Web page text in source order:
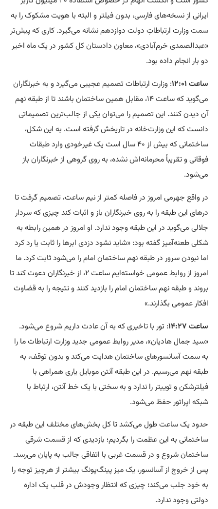
ایرانی از نسخه‌های فارسی، بدون فیلتر و البته با هویت مشکوک را به
سمتوزارت ارتباطاتِ دولت دوازدهم نشانه می‌گیرد. کاری که پیش‌تر
«عبدالصمدی خرم‌آبادی»، معاون دادستان کل کشور در یک ماه اخیر
دو بار انجام داده بود.
ساعت ۱۲:۰۱
: وزارت ارتباطات تصمیم عجیبی می‌گیرد و به خبرنگاران
می‌گوید که ساعت ۱۴، مقابل همین ساختمان باشند تا از طبقه نهم
آن دیدن کنند. این تصمیم را می‌توان یکی از جالب‌ترین تصمیماتی
دانست که این وزارت‌خانه در تاریخش گرفته است. به این شکل،
ساختمانی که بیش از ۴۰ سال است یک غیرخودی وارد طبقات
فوقانی‌ و تقریباً محرمانه‌اش نشده، به روی گروهی از خبرنگاران باز
می‌شود.
در واقع جهرمی امروز در فاصله کمتر از نیم ساعت، تصمیم گرفت تا
درهای این طبقه را به روی خبرنگاران باز و اثبات کند چیزی که سردار
جلالی می‌گوید در این طبقه وجود ندارد. او امروز در همین رابطه به
شکلی طعنه‌آمیز گفته بود: «شاید نشود دزدی ابرها را ثابت یا رد کرد
اما نبودن سرور در طبقه نهم ساختمان امام را می‌شود ثابت کرد. ما
امروز از روابط عمومی خواسته‌ایم ساعت ۲، از خبرنگاران دعوت کند تا
بروند و طبقه نهم ساختمان امام را بازدید کنند و نتیجه را به قضاوت
افکار عمومی بگذارند.»
ساعت ۱۴:۲۷
: تور با تاخیری که به آن عادت داریم شروع می‌شود.
«سید جمال هادیان»، مدیر روابط عمومی جدید وزارت ارتباطات ما را
به سمت آسانسورهای ساختمان هدایت می‌کند و بدون توقف، به
طبقه نهم می‌رسیم. در این طبقه آنتن موبایل یاری همراهی با
فیلترشکن و توییتر را ندارد و به سختی با یک خط آنتن، ارتباط با
شبکه اپراتور حفظ می‌شود.
حدود یک ساعت طول می‌کشد تا کل بخش‌های مختلف این طبقه در
ساختمانی به این عظمت را بگردیم؛ بازدیدی که ازقسمتشرقی
ساختمان شروع و در قسمت غربی با اتفاقی جالب به پایان می‌رسد.
پس از خروج از آسانسور، یک میز پینگ‌پونگ بیشتر از هرچیز توجه را
به خود جلب می‌کند؛ چیزی که انتظار وجودش در قلب یک اداره
دولتی وجود ندارد.